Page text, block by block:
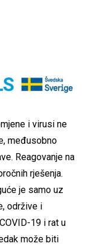
i virusi ne
međusobno
Reagovanje na
rješenja.
je samo uz
održive i
19 i rat u
može biti